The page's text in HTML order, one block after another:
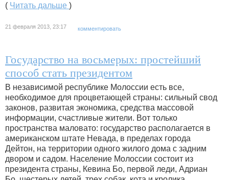
( Читать дальше )
21 февраля 2013, 23:17 комментировать
Государство на восьмерых: простейший
способ стать президентом
В независимой республике Молоссии есть все,
необходимое для процветающей страны: сильный свод
законов, развитая экономика, средства массовой
информации, счастливые жители. Вот только
пространства маловато: государство располагается в
американском штате Невада, в пределах города
Дейтон, на территории одного жилого дома с задним
двором и садом. Население Молоссии состоит из
президента страны, Кевина Бо, первой леди, Адриан